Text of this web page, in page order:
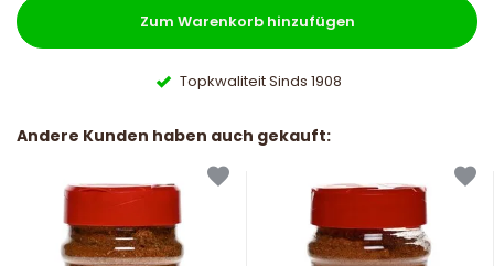
Zum Warenkorb hinzufügen
Topkwaliteit Sinds 1908
Andere Kunden haben auch gekauft: